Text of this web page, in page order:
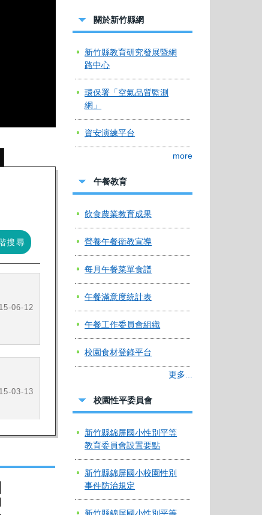
關於新竹縣網
新竹縣教育研究發展暨網
路中心
環保署「空氣品質監測
網」
資安演練平台
more
午餐教育
飲食農業教育成果
營養午餐衛教宣導
每月午餐菜單食譜
午餐滿意度統計表
午餐工作委員會組織
校園食材登錄平台
更多...
校園性平委員會
新竹縣錦屏國小性別平等
教育委員會設置要點
新竹縣錦屏國小校園性別
事件防治規定